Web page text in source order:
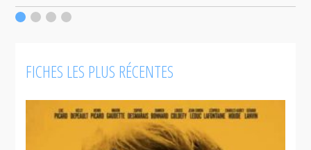
FICHES LES PLUS RÉCENTES